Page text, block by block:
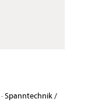
·Spanntechnik /